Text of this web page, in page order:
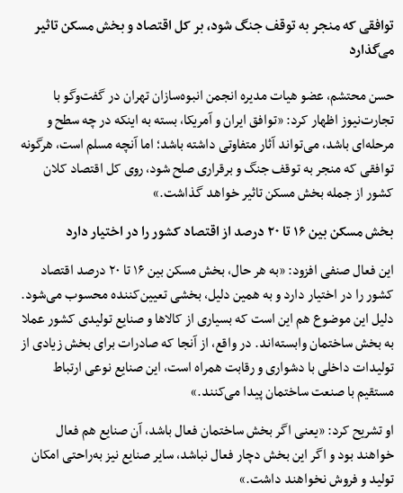
توافقی که منجر به توقف جنگ شود، بر کل اقتصاد و بخش مسکن تاثیر
می‌گذارد
حسن محتشم، عضو هیات مدیره انجمن انبوه‌سازان تهران در گفت‌وگو با
تجارت‌نیوز اظهار کرد: «توافق ایران و آمریکا، بسته به اینکه در چه سطح و
مرحله‌ای باشد، می‌تواند آثار متفاوتی داشته باشد؛ اما آنچه مسلم است، هرگونه
توافقی که منجر به توقف جنگ و برقراری صلح شود، روی کل اقتصاد کلان
کشور از جمله بخش مسکن تاثیر خواهد گذاشت.»
بخش مسکن بین ۱۶ تا ۲۰ درصد از اقتصاد کشور را در اختیار دارد
این فعال صنفی افزود: «به هر حال، بخش مسکن بین ۱۶ تا ۲۰ درصد اقتصاد
کشور را در اختیار دارد و به همین دلیل، بخشی تعیین‌کننده محسوب می‌شود.
دلیل این موضوع هم این است که بسیاری از کالاها و صنایع تولیدی کشور عملا
به بخش ساختمان وابسته‌اند. در واقع، از آنجا که صادرات برای بخش زیادی از
تولیدات داخلی با دشواری و رقابت همراه است، این صنایع نوعی ارتباط
مستقیم با صنعت ساختمان پیدا می‌کنند.»
او تشریح کرد: «یعنی اگر بخش ساختمان فعال باشد، آن صنایع هم فعال
خواهند بود و اگر این بخش دچار فعال نباشد، سایر صنایع نیز به‌راحتی امکان
تولید و فروش نخواهند داشت.»